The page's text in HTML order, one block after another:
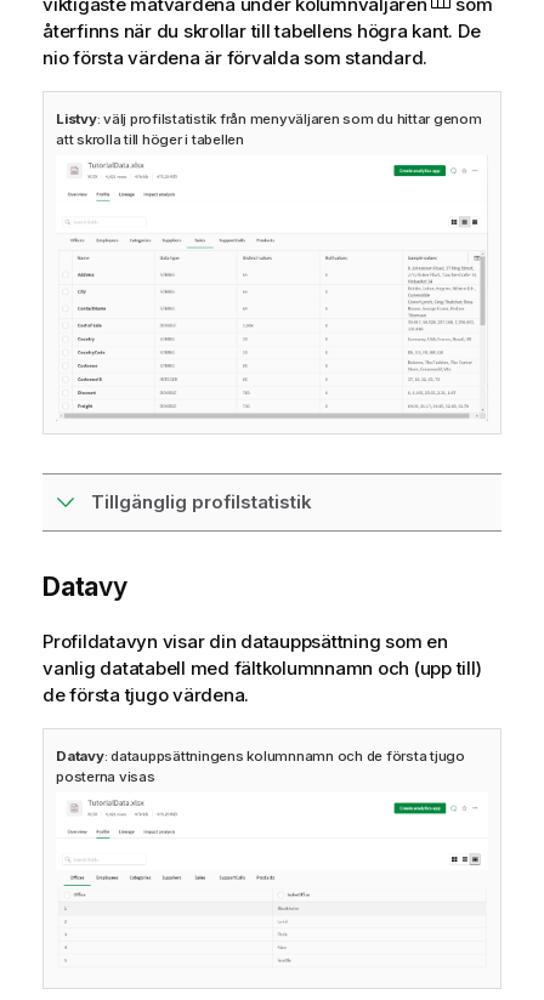
återfinns när du skrollar till tabellens högra kant. De
nio första värdena är förvalda som standard.
Listvy: välj profilstatistik från menyväljaren som du hittar genom
att skrolla till höger i tabellen
Tillgänglig profilstatistik
Datavy
Profildatavyn visar din datauppsättning som en
vanlig datatabell med fältkolumnnamn och (upp till)
de första tjugo värdena.
Datavy: datauppsättningens kolumnnamn och de första tjugo
posterna visas